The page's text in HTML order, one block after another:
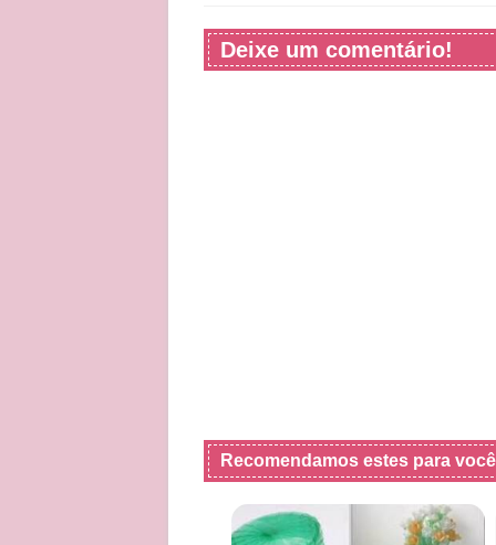
Deixe um comentário!
Recomendamos estes para você